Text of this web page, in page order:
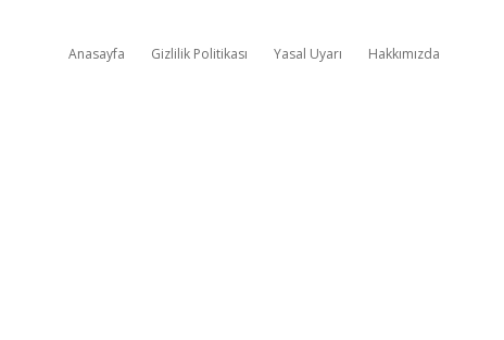
Anasayfa Gizlilik Politikası Yasal Uyarı Hakkımızda